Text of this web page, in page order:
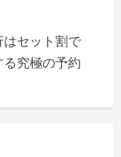
はセット割で
究極の予約